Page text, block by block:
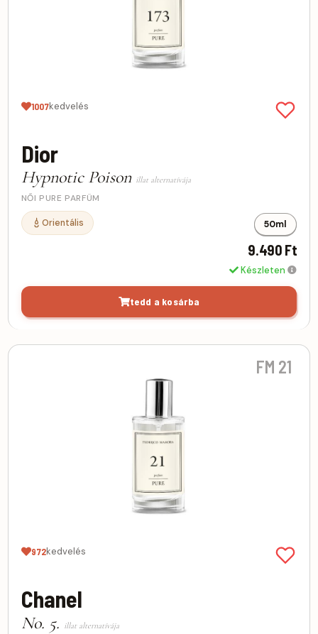
1007kedvelés
Dior
Hypnotic Poison illat alternatívája
NŐI PURE PARFÜM
Orientális 50ml
9.490 Ft
Készleten
tedd a kosárba
FM 21
972kedvelés
Chanel
No. 5. illat alternatívája